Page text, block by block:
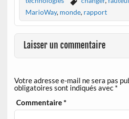
MarioWay, monde, rapport
Laisser un commentaire
Votre adresse e-mail ne sera pas
obligatoires sont indiqués avec *
Commentaire*